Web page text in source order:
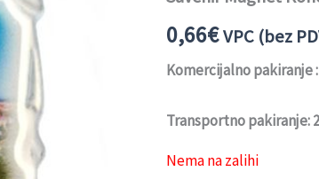
0,66€VPC (bez
Komercijalno pakiranje
Transportno pakiranje:
Nema na zalihi